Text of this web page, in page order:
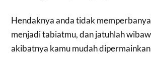
Hendaknya anda tidak
menjadi tabiatmu, dan jatuhlah
akibatnya kamu mudah